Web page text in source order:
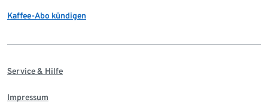
Kaffee-Abo kündigen
Service & Hilfe
Impressum